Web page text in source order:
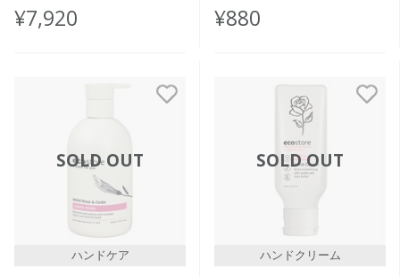
＆シダー＞5L
¥7,920
350mL
¥880
SOLD OUT
ハンドケア
SOLD OUT
ハンドクリーム